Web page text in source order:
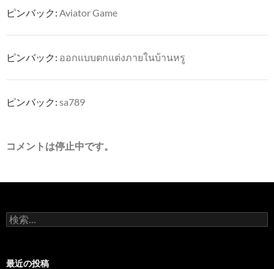
ピンバック: Aviator Game
ピンバック: ออกแบบตกแต่งภายในบ้านหรู
ピンバック: sa789
コメントは停止中です。
検
索:
最近の投稿